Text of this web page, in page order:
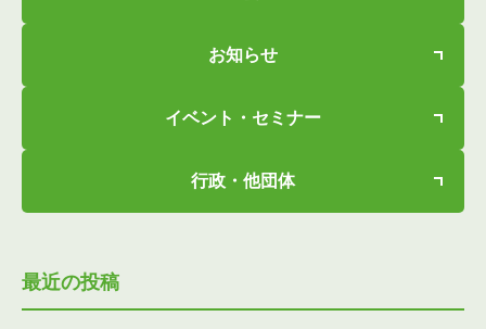
お知らせ
イベント・セミナー
行政・他団体
最近の投稿